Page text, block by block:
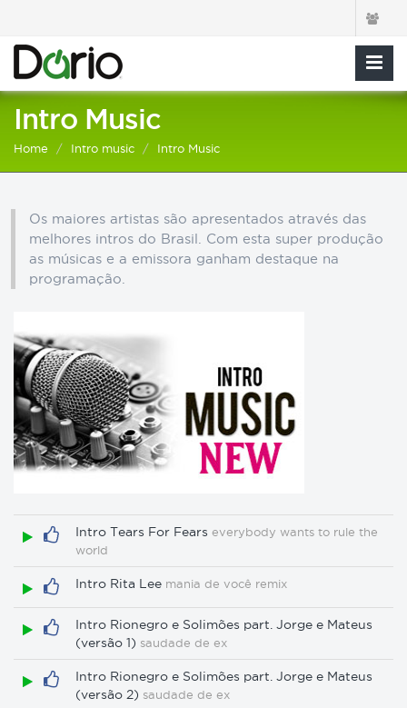
Intro Music
Home Intro music Intro Music
Os maiores artistas são apresentados através das
melhores intros do Brasil. Com esta super produção
as músicas e a emissora ganham destaque na
programação.
Intro Tears For Fears everybody wants to rule the
world
Intro Rita Lee mania de você remix
Intro Rionegro e Solimões part. Jorge e Mateus
(versão 1) saudade de ex
Intro Rionegro e Solimões part. Jorge e Mateus
(versão 2) saudade de ex